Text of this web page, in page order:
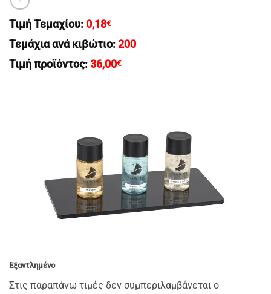
Τιμή Τεμαχίου: 0,18€
Τεμάχια ανά κιβώτιο: 200
Τιμή προϊόντος: 36,00€
Εξαντλημένο
Στις παραπάνω τιμές δεν συμπεριλαμβάνεται ο